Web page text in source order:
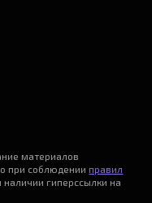
материалов
при соблюденииправил
наличии гиперссылки на